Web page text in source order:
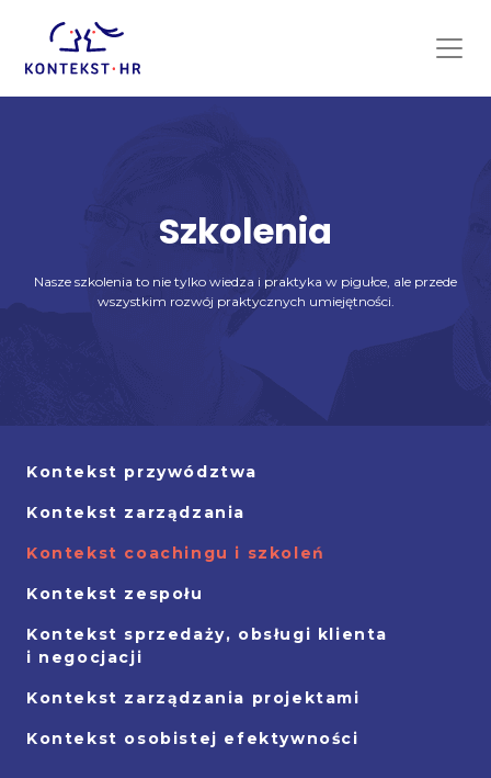
content
Szkolenia
Nasze szkolenia to nie tylko wiedza i praktyka w pigułce, ale przede
wszystkim rozwój praktycznych umiejętności.
Kontekst przywództwa
Kontekst zarządzania
Kontekst coachingu i szkoleń
Kontekst zespołu
Kontekst sprzedaży, obsługi klienta
i negocjacji
Kontekst zarządzania projektami
Kontekst osobistej efektywności